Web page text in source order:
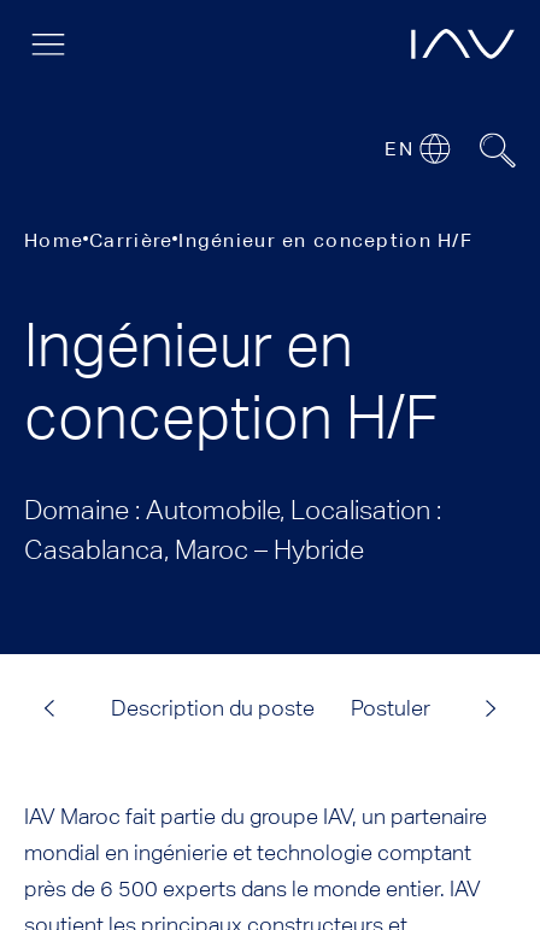
EN
Home Carrière Ingénieur en conception H/F
Ingénieur en
conception H/F
Domaine : Automobile, Localisation :
Casablanca, Maroc – Hybride
Description du poste Postuler
IAV Maroc fait partie du groupe IAV, un partenaire
mondial en ingénierie et technologie comptant
près de 6 500 experts dans le monde entier. IAV
soutient les principaux constructeurs et